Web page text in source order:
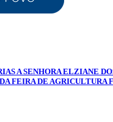
A SENHORA ELZIANE
FEIRA DE